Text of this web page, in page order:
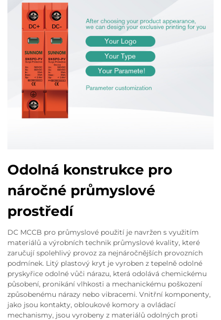
Odolná konstrukce pro
náročné průmyslové
prostředí
DC MCCB pro průmyslové použití je navržen s využitím
materiálů a výrobních technik průmyslové kvality, které
zaručují spolehlivý provoz za nejnáročnějších provozních
podmínek. Litý plastový kryt je vyroben z tepelně odolné
pryskyřice odolné vůči nárazu, která odolává chemickému
působení, pronikání vlhkosti a mechanickému poškození
způsobenému nárazy nebo vibracemi. Vnitřní komponenty,
jako jsou kontakty, obloukové komory a ovládací
mechanismy, jsou vyrobeny z materiálů odolných proti